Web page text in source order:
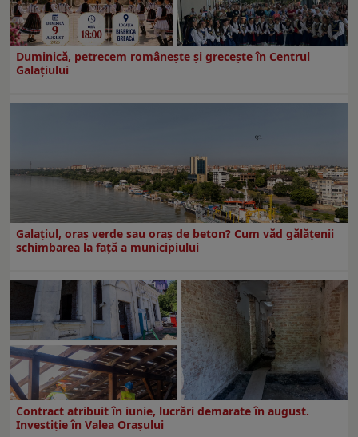
Duminică, petrecem româneşte şi greceşte în Centrul
Galaţiului
Galațiul, oraș verde sau oraș de beton? Cum văd gălățenii
schimbarea la față a municipiului
Contract atribuit în iunie, lucrări demarate în august.
Investiţie în Valea Oraşului